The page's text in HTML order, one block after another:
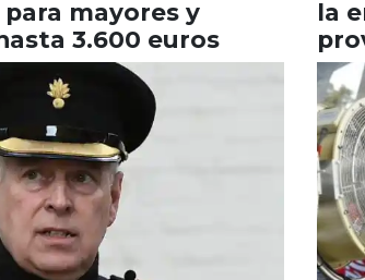
mayores y
3.600 euros
la